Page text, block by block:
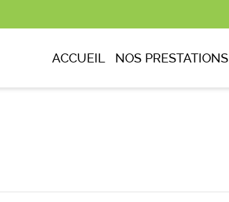
ACCUEIL NOS PRESTATIONS